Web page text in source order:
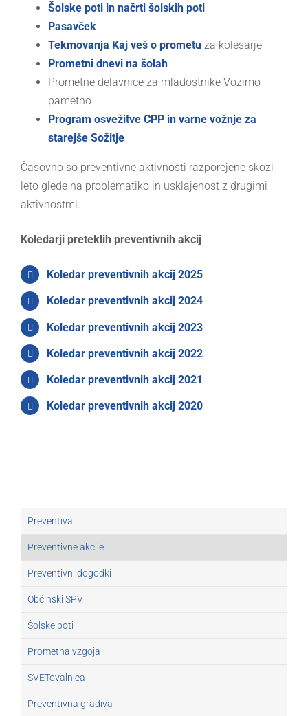
Šolske poti in načrti šolskih poti
Pasavček
Tekmovanja Kaj veš o prometu za kolesarje
Prometni dnevi na šolah
Prometne delavnice za mladostnike Vozimo
pametno
Program osvežitve CPP in varne vožnje za
starejše Sožitje
Časovno so preventivne aktivnosti razporejene skozi
leto glede na problematiko in usklajenost z drugimi
aktivnostmi.
Koledarji preteklih preventivnih akcij
Koledar preventivnih akcij 2025
Koledar preventivnih akcij 2024
Koledar preventivnih akcij 2023
Koledar preventivnih akcij 2022
Koledar preventivnih akcij 2021
Koledar preventivnih akcij 2020
Preventiva
Preventivne akcije
Preventivni dogodki
Občinski SPV
Šolske poti
Prometna vzgoja
SVETovalnica
Preventivna gradiva